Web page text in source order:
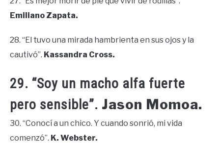
Emiliano Zapata.
28. “El tuvo una mirada hambrienta en sus ojos y la
cautivó”. Kassandra Cross.
29. “Soy un macho alfa fuerte
pero sensible”. Jason Momoa.
30. “Conocí a un chico. Y cuando sonrió, mi vida
comenzó”. K. Webster.